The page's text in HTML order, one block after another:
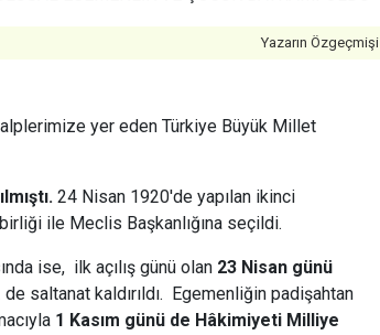
Yazarın Özgeçmişi
yer eden Türkiye Büyük Millet
24 Nisan 1920'de yapılan ikinci
ile Meclis Başkanlığına seçildi.
ise, ilk açılış günü olan 23 Nisan günü
saltanat kaldırıldı. Egemenliğin padişahtan
1 Kasım günü de Hâkimiyeti Milliye